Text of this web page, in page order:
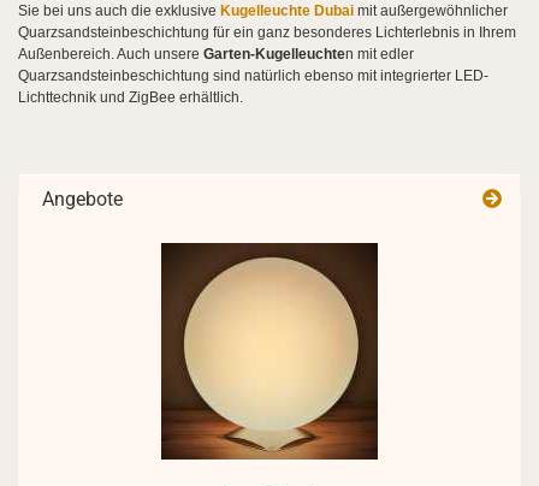
Sie bei uns auch die exklusive Kugelleuchte Dubai mit außergewöhnlicher
Quarzsandsteinbeschichtung für ein ganz besonderes Lichterlebnis in Ihrem
Außenbereich. Auch unsere Garten-Kugelleuchten mit edler
Quarzsandsteinbeschichtung sind natürlich ebenso mit integrierter LED-
Lichttechnik und ZigBee erhältlich.
Angebote